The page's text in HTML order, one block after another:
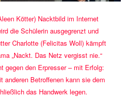
Kötter) Nacktbild im Internet
die Schülerin ausgegrenzt und
Charlotte (Felicitas Woll) kämpft
„Nackt. Das Netz vergisst nie.“
gegen den Erpresser – mit Erfolg:
anderen Betroffenen kann sie dem
das Handwerk legen.